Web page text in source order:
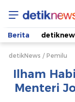
Ilham
Cerita
Berita
detikNews Pemilu
Ilham
Menteri